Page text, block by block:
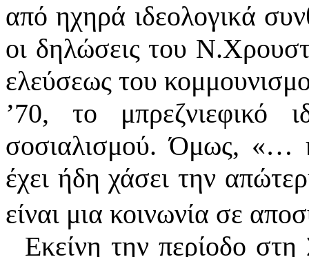
από ηχηρά ιδεολογικά
οι δηλώσεις του
ελεύσεως του
’70, το μπρεζνιεφικό
σοσιαλισμού. Όμως, «…
έχει ήδη χάσει την
είναι μια κοινωνία σε
Εκείνη την περίοδο